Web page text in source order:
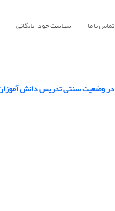
تماس با ما سیاست خود-بایگانی
وضعیت سنتی تدریس دانش